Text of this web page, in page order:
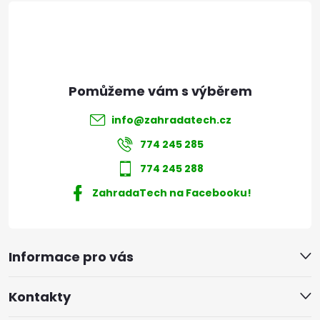
Informace pro vás
Kontakty
info@zahradatech.cz
774 245 285
774 245 288
ZahradaTech na Facebooku!